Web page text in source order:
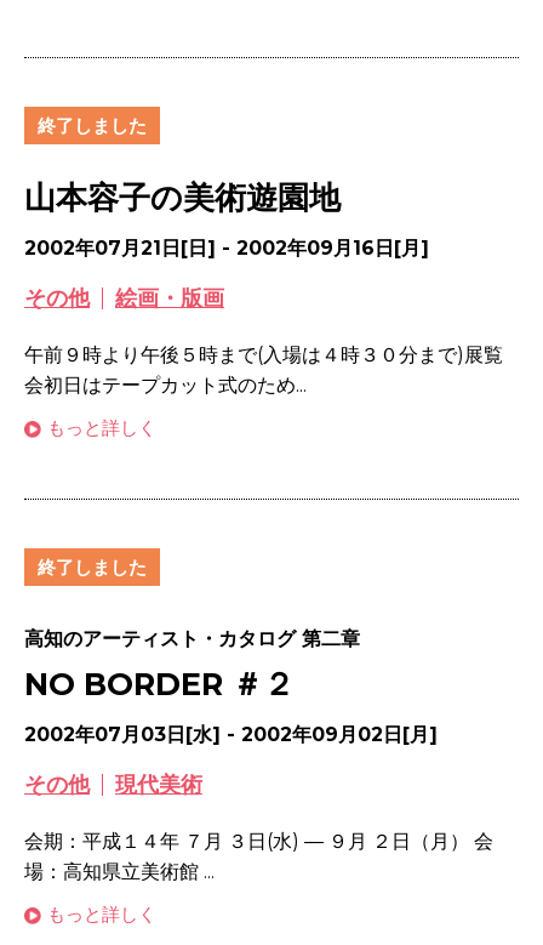
終了しました
山本容子の美術遊園地
2002年07月21日[日] - 2002年09月16日[月]
その他 絵画・版画
午前９時より午後５時まで(入場は４時３０分まで)展覧
会初日はテープカット式のため...
もっと詳しく
終了しました
高知のアーティスト・カタログ 第二章
NO BORDER ＃２
2002年07月03日[水] - 2002年09月02日[月]
その他 現代美術
会期：平成１４年 ７月 ３日(水) ― ９月 ２日（月） 会
場：高知県立美術館 ...
もっと詳しく